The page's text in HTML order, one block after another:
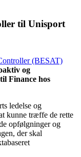
til Unisport
(BESAT)
og
Finance hos
ledelse og
kunne træffe de rette
opfølgninger og
der skal